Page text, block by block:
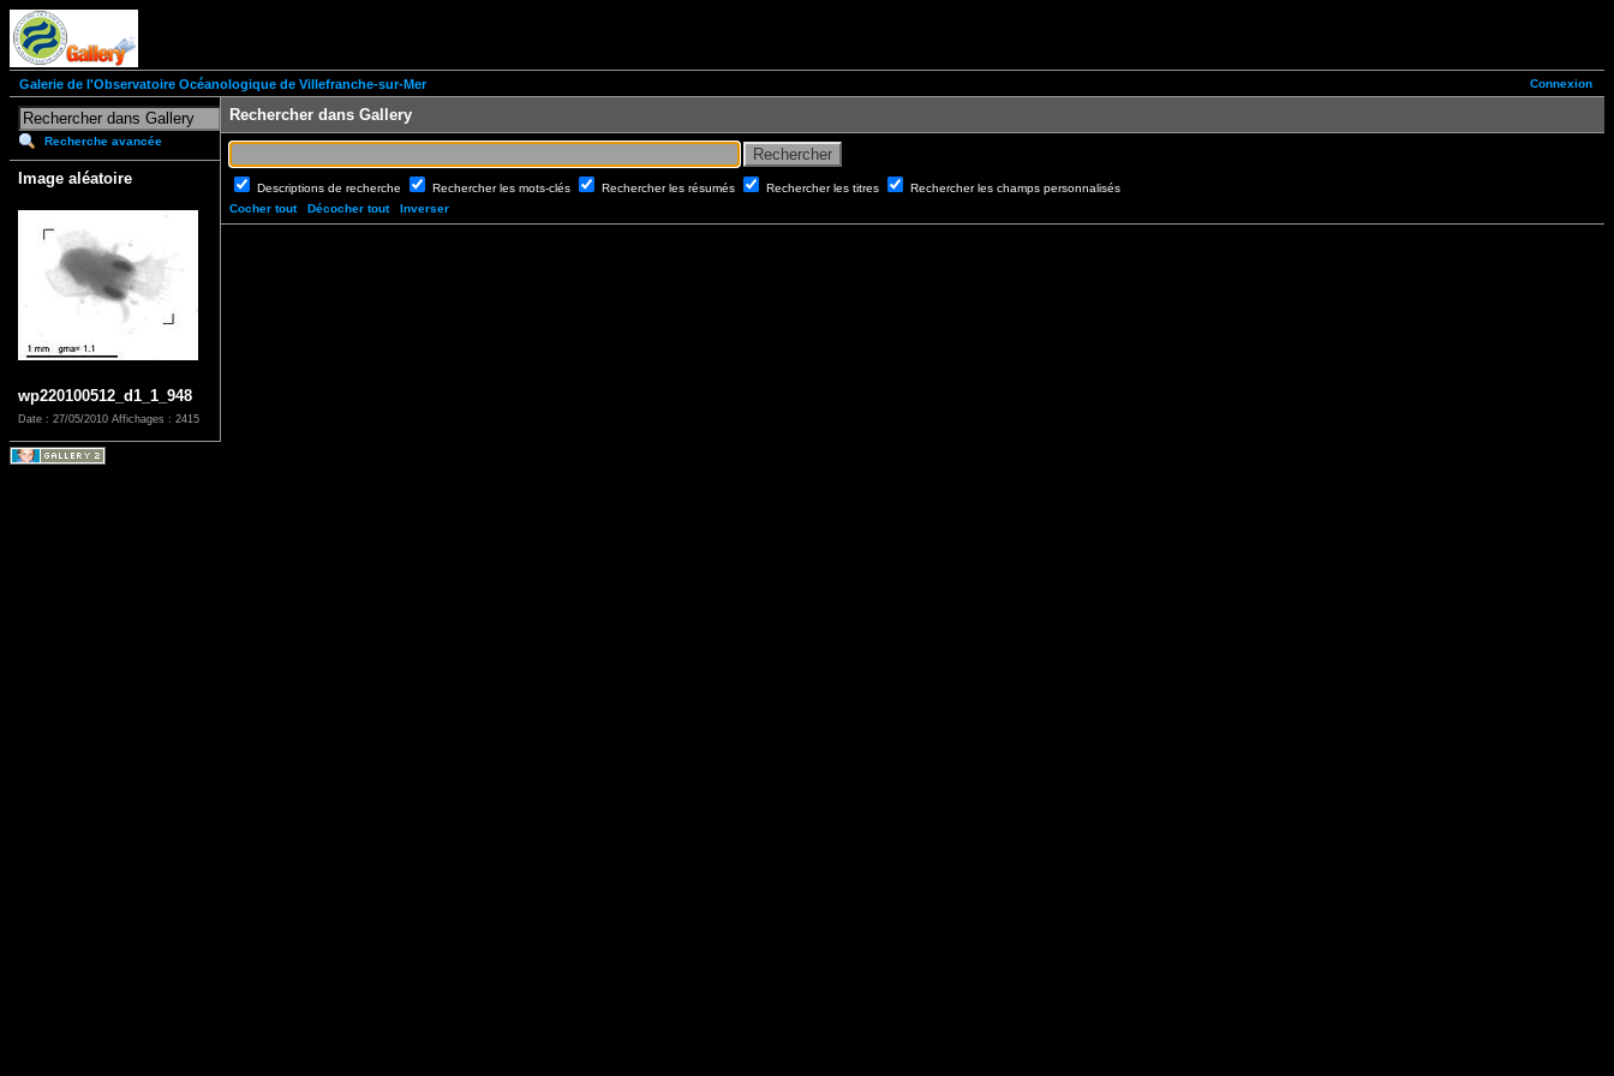
Connexion
Galerie de l'Observatoire Océanologique de Villefranche-sur-Mer
Recherche avancée
Image aléatoire
wp220100512_d1_1_948
Date : 27/05/2010 Affichages : 2415
Rechercher dans Gallery
Descriptions de recherche Rechercher les mots-clés Rechercher les résumés Rechercher les titres
Rechercher les champs personnalisés
Cocher tout
Décocher tout Inverser